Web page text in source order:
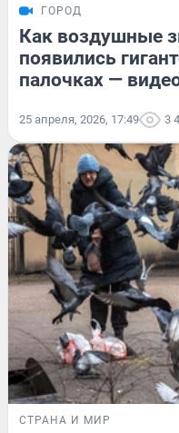
ГОРОД
Как воздушные
появились
палочках —
25 апреля, 2026, 17:49 3
СТРАНА И МИР